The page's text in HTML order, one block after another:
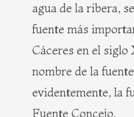
agua de la ribera,
fuente más
Cáceres en el
nombre de la
evidentemente, la
Fuente Concejo.